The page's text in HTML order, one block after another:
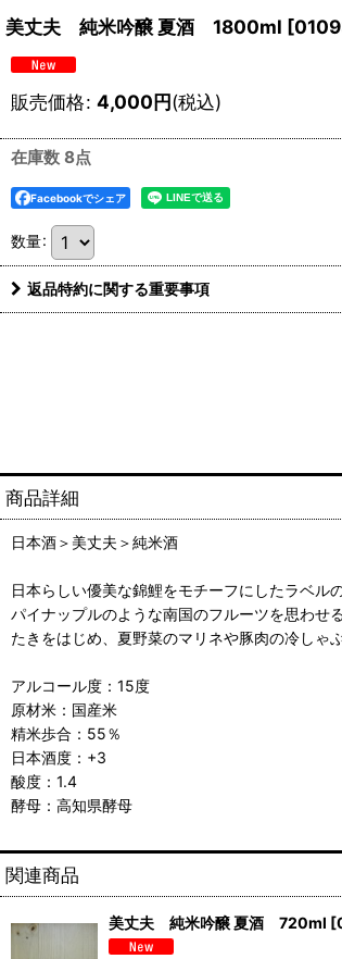
美丈夫 純米吟醸 夏酒 1800ml [
販売価格: 4,000円(税込)
在庫数 8点
Facebookでシェア
数量:
返品特約に関する重要事項
商品詳細
日本酒＞美丈夫＞純米酒
日本らしい優美な錦鯉をモチーフにしたラベル
パイナップルのような南国のフルーツを思わ
たきをはじめ、夏野菜のマリネや豚肉の冷しゃ
アルコール度：15度
原材米：国産米
精米歩合：55％
日本酒度：+3
酸度：1.4
酵母：高知県酵母
関連商品
美丈夫 純米吟醸 夏酒 720ml [